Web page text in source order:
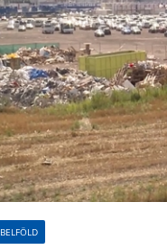
BELFÖLD